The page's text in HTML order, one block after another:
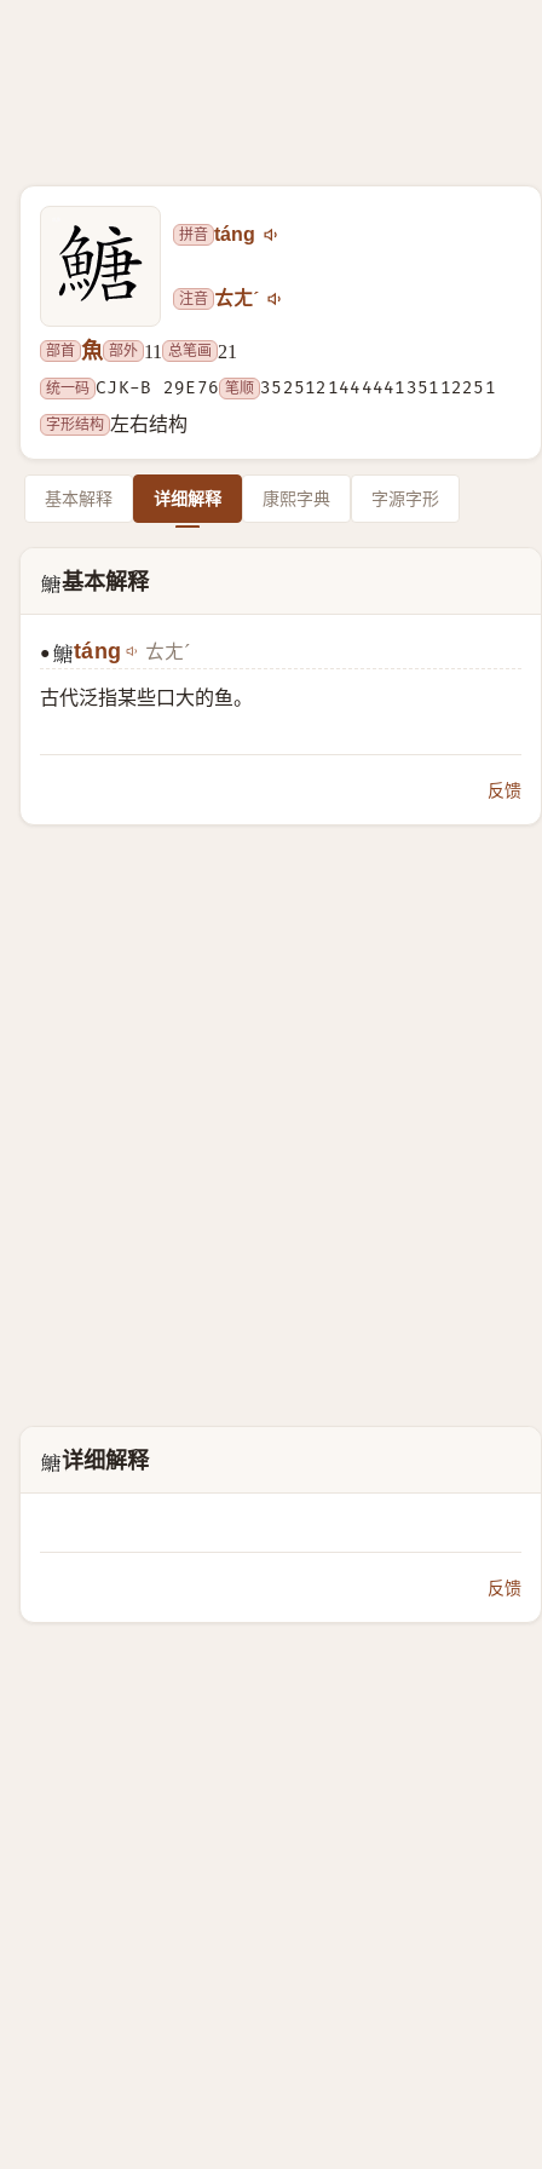
拼音 táng
注音 ㄊㄤˊ
部首 魚 部外 11 总笔画 21
统一码 CJK-B 29E76 笔顺 352512144444135112251
字形结构 左右结构
基本解释 详细解释 康熙字典 字源字形
𩹶基本解释
● 𩹶 táng ㄊㄤˊ
古代泛指某些口大的鱼。
反馈
𩹶详细解释
反馈